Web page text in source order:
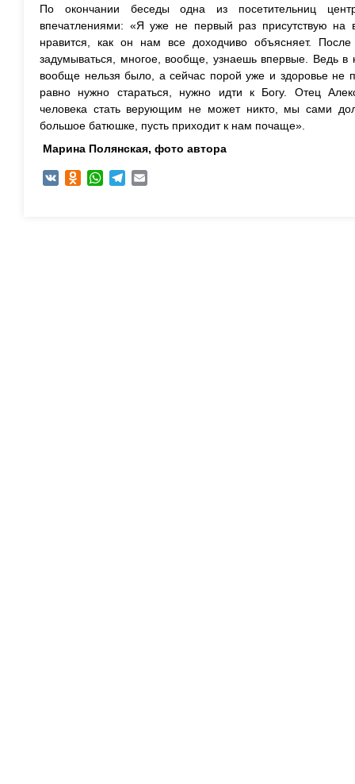
По окончании беседы одна из посетительниц
впечатлениями: «Я уже не первый раз присутствую на
нравится, как он нам все доходчиво объясняет.
задумываться, многое, вообще, узнаешь впервые. Ведь
вообще нельзя было, а сейчас порой уже и здоровье не
равно нужно стараться, нужно идти к Богу. Отец
человека стать верующим не может никто, мы сами
большое батюшке, пусть приходит к нам почаще».
Марина Полянская, фото автора
VK Odnoklassniki
WhatsAppTelegram